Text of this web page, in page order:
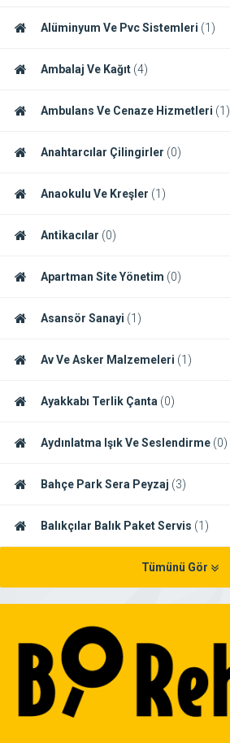
Alüminyum Ve Pvc Sistemleri (1)
Ambalaj Ve Kağıt (4)
Ambulans Ve Cenaze Hizmetleri (1)
Anahtarcılar Çilingirler (0)
Anaokulu Ve Kreşler (1)
Antikacılar (0)
Apartman Site Yönetim (0)
Asansör Sanayi (1)
Av Ve Asker Malzemeleri (1)
Ayakkabı Terlik Çanta (0)
Aydınlatma Işık Ve Seslendirme (0)
Bahçe Park Sera Peyzaj (3)
Balıkçılar Balık Paket Servis (1)
Tümünü Gör